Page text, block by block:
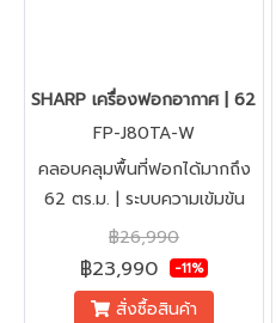
SHARP เครื่องฟอกอากาศ | 62
FP-J80TA-W
คลอบคลุมพื้นที่ฟอกได้มากถึง
62 ตร.ม. | ระบบความเข้มข้น
พลาสม่าคลัสเตอร์: 25000
฿26,990
฿23,990 -11%
สั่งซื้อสินค้า